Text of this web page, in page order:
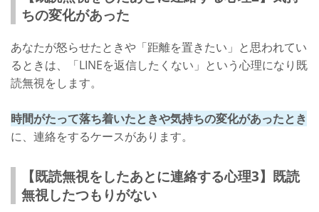
ちの変化があった
あなたが怒らせたときや「距離を置きたい」と思われてい
るときは、「LINEを返信したくない」という心理になり既
読無視をします。
時間がたって落ち着いたときや気持ちの変化があったとき
に、連絡をするケースがあります。
【既読無視をしたあとに連絡する心理3】既読
無視したつもりがない